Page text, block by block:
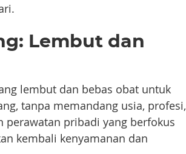
Lembut dan
lembut dan bebas obat untuk
tanpa memandang usia, profesi,
pribadi yang berfokus
kembali kenyamanan dan